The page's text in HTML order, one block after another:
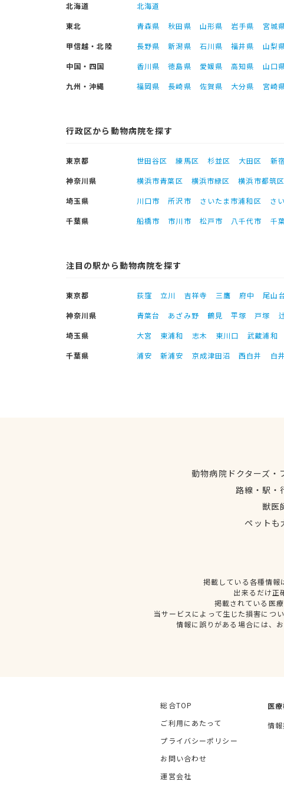
北海道
北海道
東北
青森県 秋田県 山形県 岩手県 宮城
甲信越・北陸
長野県 新潟県 石川県 福井県 山梨
中国・四国
香川県 徳島県 愛媛県 高知県 山口
九州・沖縄
福岡県 長崎県 佐賀県 大分県 宮崎
行政区から動物病院を探す
東京都 世田谷区 練馬区 杉並区 大田区 新
神奈川県
横浜市青葉区 横浜市緑区 横浜市都筑区
埼玉県
川口市 所沢市 さいたま市浦和区 さ
千葉県
船橋市 市川市 松戸市 八千代市 千
注目の駅から動物病院を探す
東京都 荻窪 立川 吉祥寺 三鷹 府中 尾山
神奈川県
青葉台 あざみ野 鶴見 平塚 戸塚
埼玉県
大宮 東浦和 志木 東川口 武蔵浦和
千葉県
浦安 新浦安 京成津田沼 西白井 白井
動物病院ドクターズ
路線・駅・
獣医
ペットも
掲載している各種情報
出来るだけ正
掲載されている医
当サービスによって生じた損害につ
情報に誤りがある場合には、
総合TOP
ご利用にあたって
プライバシーポリシー
お問い合わせ
運営会社
医
情